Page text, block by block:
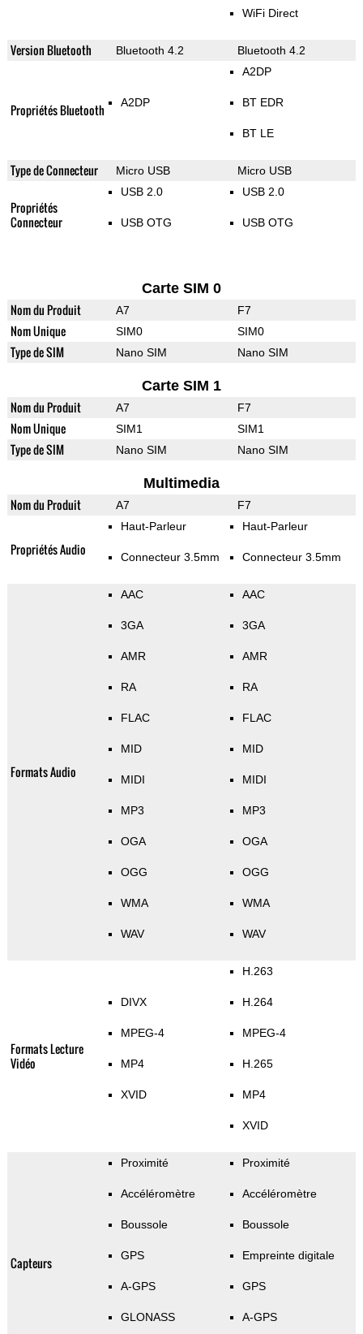
WiFi Direct
Version Bluetooth Bluetooth 4.2 Bluetooth 4.2
Propriétés Bluetooth A2DP
A2DP
BT EDR
BT LE
Type de Connecteur Micro USB Micro USB
Propriétés
Connecteur
USB 2.0
USB OTG
USB 2.0
USB OTG
Carte SIM 0
Nom du Produit A7 F7
Nom Unique SIM0 SIM0
Type de SIM Nano SIM Nano SIM
Carte SIM 1
Nom du Produit A7 F7
Nom Unique SIM1 SIM1
Type de SIM Nano SIM Nano SIM
Multimedia
Nom du Produit A7 F7
Propriétés Audio
Haut-Parleur
Connecteur 3.5mm
Haut-Parleur
Connecteur 3.5mm
Formats Audio
AAC
3GA
AMR
RA
FLAC
MID
MIDI
MP3
OGA
OGG
WMA
WAV
AAC
3GA
AMR
RA
FLAC
MID
MIDI
MP3
OGA
OGG
WMA
WAV
Formats Lecture
Vidéo
DIVX
MPEG-4
MP4
XVID
H.263
H.264
MPEG-4
H.265
MP4
XVID
Capteurs
Proximité
Accéléromètre
Boussole
GPS
A-GPS
GLONASS
Proximité
Accéléromètre
Boussole
Empreinte digitale
GPS
A-GPS